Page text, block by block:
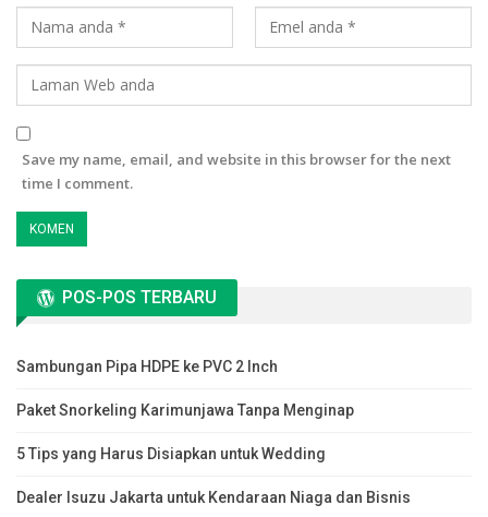
Save my name, email, and website in this browser for the next
time I comment.
POS-POS TERBARU
Sambungan Pipa HDPE ke PVC 2 Inch
Paket Snorkeling Karimunjawa Tanpa Menginap
5 Tips yang Harus Disiapkan untuk Wedding
Dealer Isuzu Jakarta untuk Kendaraan Niaga dan Bisnis